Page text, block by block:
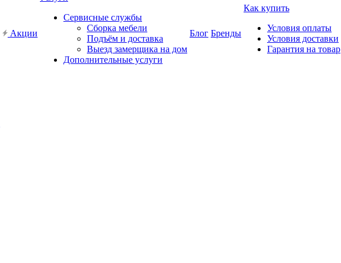
Акции
Сервисные службы
Сборка мебели
Подъём и доставка
Выезд замерщика на дом
Дополнительные услуги
Блог Бренды
Как купить
Условия оплаты
Условия доставки
Гарантия на товар